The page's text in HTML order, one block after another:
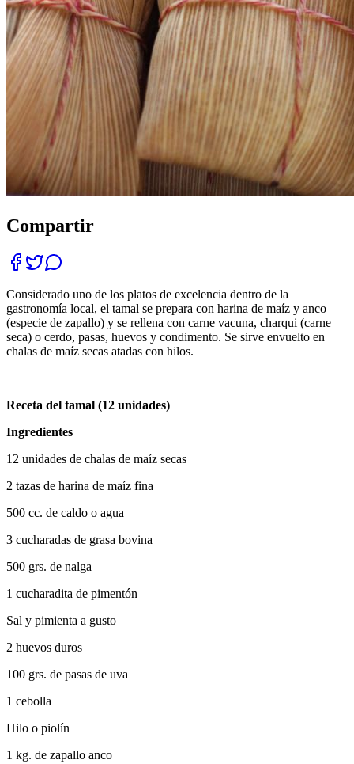
Compartir
Considerado uno de los platos de excelencia dentro de la
gastronomía local, el tamal se prepara con harina de maíz y anco
(especie de zapallo) y se rellena con carne vacuna, charqui (carne
seca) o cerdo, pasas, huevos y condimento. Se sirve envuelto en
chalas de maíz secas atadas con hilos.
Receta del tamal (12 unidades)
Ingredientes
12 unidades de chalas de maíz secas
2 tazas de harina de maíz fina
500 cc. de caldo o agua
3 cucharadas de grasa bovina
500 grs. de nalga
1 cucharadita de pimentón
Sal y pimienta a gusto
2 huevos duros
100 grs. de pasas de uva
1 cebolla
Hilo o piolín
1 kg. de zapallo anco